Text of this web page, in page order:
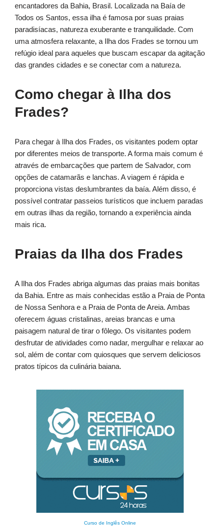
encantadores da Bahia, Brasil. Localizada na Baía de
Todos os Santos, essa ilha é famosa por suas praias
paradisíacas, natureza exuberante e tranquilidade. Com
uma atmosfera relaxante, a Ilha dos Frades se tornou um
refúgio ideal para aqueles que buscam escapar da agitação
das grandes cidades e se conectar com a natureza.
Como chegar à Ilha dos
Frades?
Para chegar à Ilha dos Frades, os visitantes podem optar
por diferentes meios de transporte. A forma mais comum é
através de embarcações que partem de Salvador, com
opções de catamarãs e lanchas. A viagem é rápida e
proporciona vistas deslumbrantes da baía. Além disso, é
possível contratar passeios turísticos que incluem paradas
em outras ilhas da região, tornando a experiência ainda
mais rica.
Praias da Ilha dos Frades
A Ilha dos Frades abriga algumas das praias mais bonitas
da Bahia. Entre as mais conhecidas estão a Praia de Ponta
de Nossa Senhora e a Praia de Ponta de Areia. Ambas
oferecem águas cristalinas, areias brancas e uma
paisagem natural de tirar o fôlego. Os visitantes podem
desfrutar de atividades como nadar, mergulhar e relaxar ao
sol, além de contar com quiosques que servem deliciosos
pratos típicos da culinária baiana.
Curso de Inglês Online